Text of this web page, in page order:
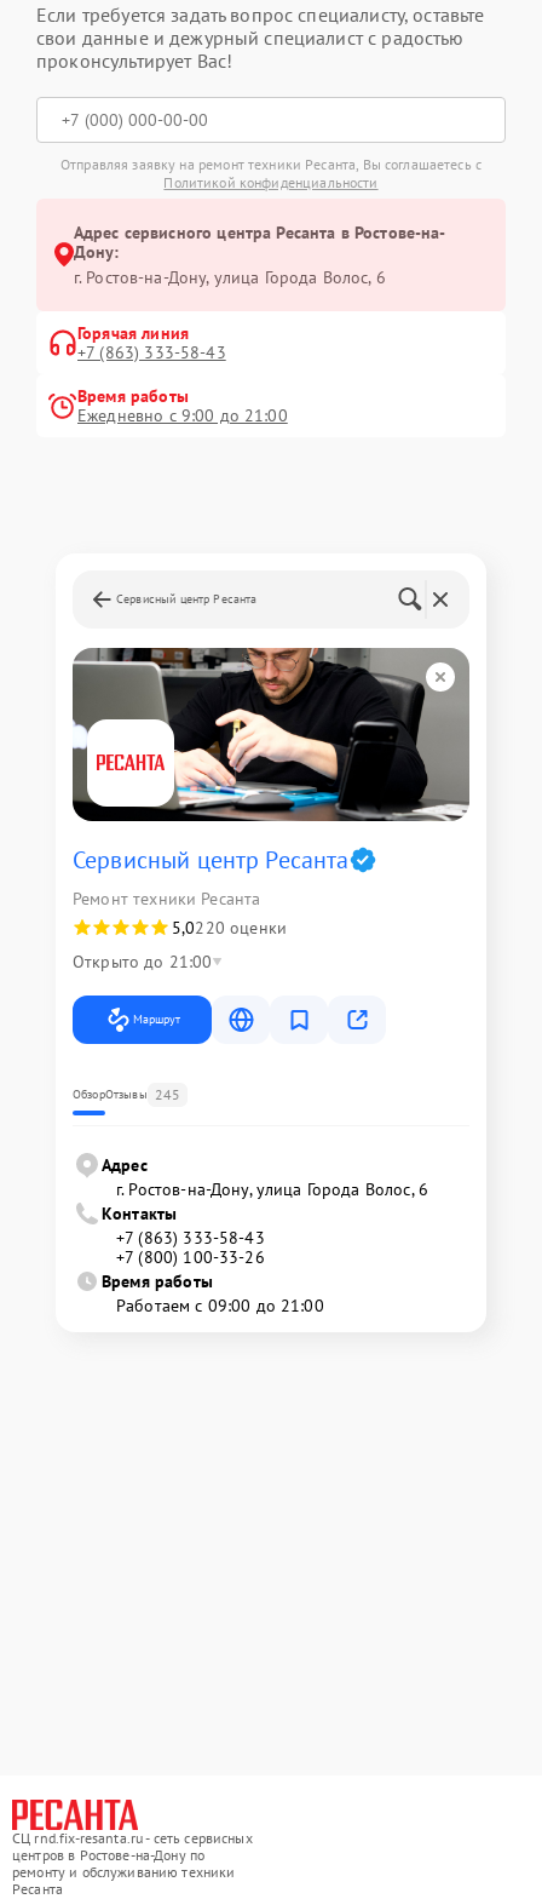
Если требуется задать вопрос специалисту, оставьте
свои данные и дежурный специалист с радостью
проконсультирует Вас!
Отправляя заявку на ремонт техники Ресанта, Вы соглашаетесь с
Политикой конфиденциальности
Адрес сервисного центра Ресанта в Ростове-на-
Дону:
г. Ростов-на-Дону, улица Города Волос, 6
Горячая линия
+7 (863) 333-58-43
Время работы
Ежедневно с 9:00 до 21:00
Сервисный центр Ресанта
Сервисный центр Ресанта
Ремонт техники Ресанта
5,0220 оценки
Открыто до 21:00
Маршрут
ОбзорОтзывы 245
Адрес
г. Ростов-на-Дону, улица Города Волос, 6
Контакты
+7 (863) 333-58-43
+7 (800) 100-33-26
Время работы
Работаем с 09:00 до 21:00
СЦ rnd.fix-resanta.ru - сеть сервисных
центров в Ростове-на-Дону по
ремонту и обслуживанию техники
Ресанта